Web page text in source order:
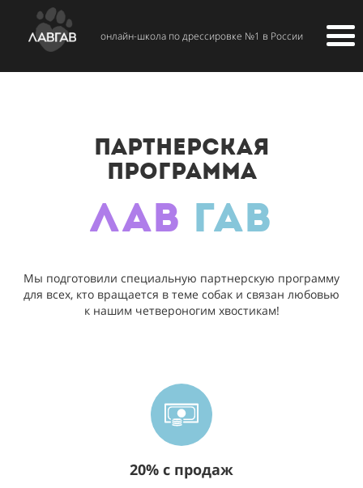
онлайн-школа по дрессировке №1 в России
ПАРТНЕРСКАЯ
ПРОГРАММА
ЛАВ ГАВ
Мы подготовили специальную партнерскую программу
для всех, кто вращается в теме собак и связан любовью
к нашим четвероногим хвостикам!
20% с продаж